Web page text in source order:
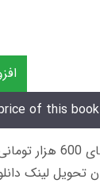
of this book
زمان تحویل کتاب